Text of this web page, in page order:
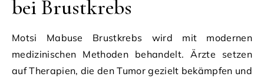
bei Brustkrebs
Motsi Mabuse Brustkrebs wird mit modernen
medizinischen Methoden behandelt. Ärzte setzen
auf Therapien, die den Tumor gezielt bekämpfen und